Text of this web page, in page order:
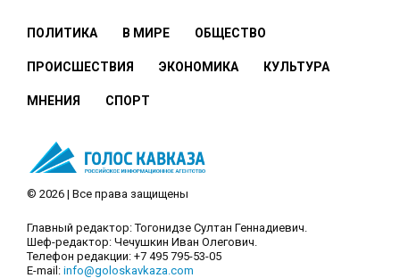
ПОЛИТИКА В МИРЕ ОБЩЕСТВО
ПРОИСШЕСТВИЯ ЭКОНОМИКА КУЛЬТУРА
МНЕНИЯ СПОРТ
© 2026 | Все права защищены
Главный редактор: Тогонидзе Султан Геннадиевич.
Шеф-редактор: Чечушкин Иван Олегович.
Телефон редакции: +7 495 795-53-05
E-mail: info@goloskavkaza.com